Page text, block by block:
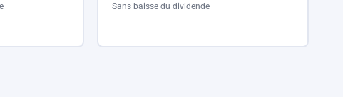
Sans baisse du dividende